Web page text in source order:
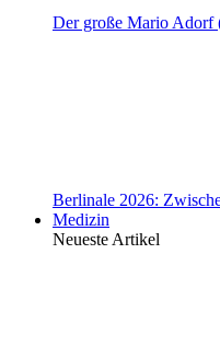
Der große Mario Adorf
Berlinale 2026:
Medizin
Neueste Artikel